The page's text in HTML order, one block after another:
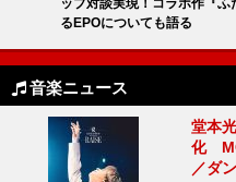
るEPOについても語る
音楽ニュース
堂本
化
／ダ